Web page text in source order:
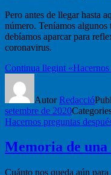
Pero antes de llegar hasta
número. Teníamos algunos
debíamos aparcar para
coronavirus.
Continua llegint
AutorRedacció
setembre de 2020
Hacernos preguntas
Memoria de una
Cuánto nos queda aún